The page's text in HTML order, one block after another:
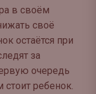
в своём
своё
остаётся при
за
очередь
ребенок.